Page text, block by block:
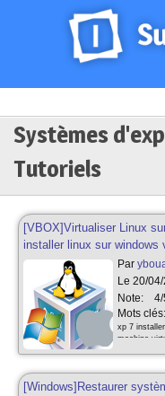
Systèmes
Tutoriels
[VBOX]Virtualiser Linux
installer linux sur windows
Par
Le 20/
Note:
4/
Mots clés:
xp 7
machine
[Windows]Restaurer